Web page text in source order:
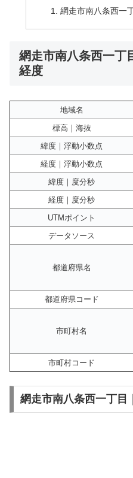
網走市南八条西一
網走市南八条西一丁
経度
地域名
標高｜海抜
緯度｜浮動小数点
経度｜浮動小数点
緯度｜度分秒
経度｜度分秒
UTMポイント
データソース
都道府県名
都道府県コード
市町村名
市町村コード
網走市南八条西一丁目